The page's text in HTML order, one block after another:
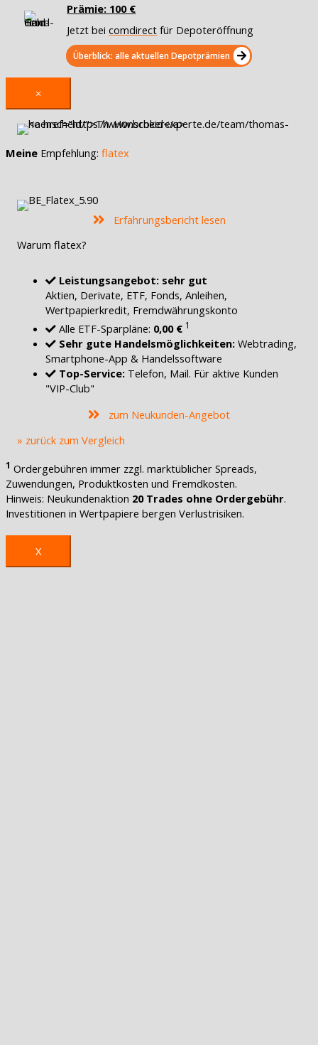
Prämie: 100 €
Jetzt beicomdirect für Depoteröffnung
Überblick: alle aktuellen Depotprämien
×
Meine Empfehlung: flatex
Erfahrungsbericht lesen
Warum flatex?
Leistungsangebot: sehr gut
Aktien, Derivate, ETF, Fonds, Anleihen,
Wertpapierkredit, Fremdwährungskonto
Alle ETF-Sparpläne: 0,00 € 1
Sehr gute Handelsmöglichkeiten: Webtrading,
Smartphone-App & Handelssoftware
Top-Service: Telefon, Mail. Für aktive Kunden
"VIP-Club"
zum Neukunden-Angebot
» zurück zum Vergleich
1 Ordergebühren immer zzgl. marktüblicher Spreads,
Zuwendungen, Produktkosten und Fremdkosten.
Hinweis: Neukundenaktion 20 Trades ohne Ordergebühr.
Investitionen in Wertpapiere bergen Verlustrisiken.
X